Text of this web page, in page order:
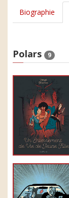
Biographie
Polars 9